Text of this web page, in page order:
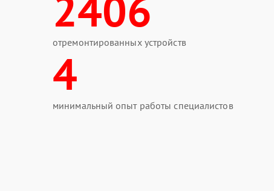
отремонтированных устройств
4
минимальный опыт работы специалистов